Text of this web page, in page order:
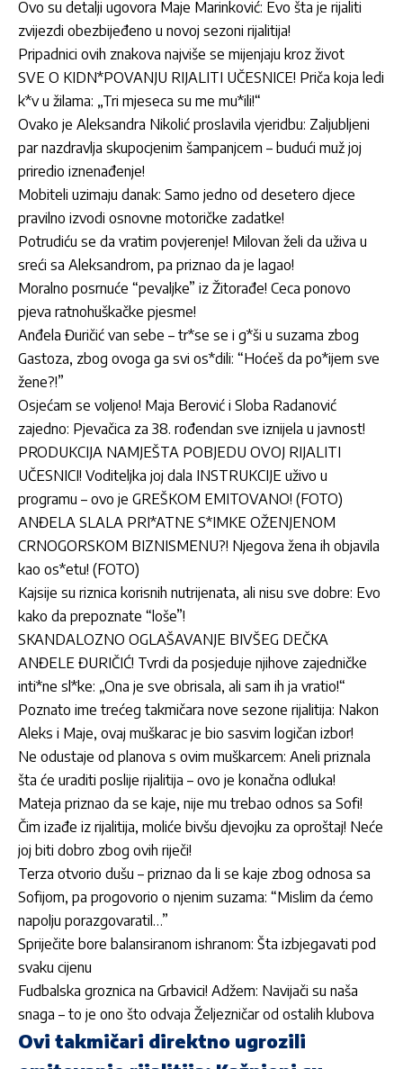
Ovo su detalji ugovora Maje Marinković: Evo šta je rijaliti
zvijezdi obezbijeđeno u novoj sezoni rijalitija!
Pripadnici ovih znakova najviše se mijenjaju kroz život
SVE O KIDN*POVANJU RIJALITI UČESNICE! Priča koja ledi
k*v u žilama: „Tri mjeseca su me mu*ili!“
Ovako je Aleksandra Nikolić proslavila vjeridbu: Zaljubljeni
par nazdravlja skupocjenim šampanjcem – budući muž joj
priredio iznenađenje!
Mobiteli uzimaju danak: Samo jedno od desetero djece
pravilno izvodi osnovne motoričke zadatke!
Potrudiću se da vratim povjerenje! Milovan želi da uživa u
sreći sa Aleksandrom, pa priznao da je lagao!
Moralno posrnuće “pevaljke” iz Žitorađe! Ceca ponovo
pjeva ratnohuškačke pjesme!
Anđela Đuričić van sebe – tr*se se i g*ši u suzama zbog
Gastoza, zbog ovoga ga svi os*dili: “Hoćeš da po*ijem sve
žene?!”
Osjećam se voljeno! Maja Berović i Sloba Radanović
zajedno: Pjevačica za 38. rođendan sve iznijela u javnost!
PRODUKCIJA NAMJEŠTA POBJEDU OVOJ RIJALITI
UČESNICI! Voditeljka joj dala INSTRUKCIJE uživo u
programu – ovo je GREŠKOM EMITOVANO! (FOTO)
ANĐELA SLALA PRI*ATNE S*IMKE OŽENJENOM
CRNOGORSKOM BIZNISMENU?! Njegova žena ih objavila
kao os*etu! (FOTO)
Kajsije su riznica korisnih nutrijenata, ali nisu sve dobre: Evo
kako da prepoznate “loše”!
SKANDALOZNO OGLAŠAVANJE BIVŠEG DEČKA
ANĐELE ĐURIČIĆ! Tvrdi da posjeduje njihove zajedničke
inti*ne sl*ke: „Ona je sve obrisala, ali sam ih ja vratio!“
Poznato ime trećeg takmičara nove sezone rijalitija: Nakon
Aleks i Maje, ovaj muškarac je bio sasvim logičan izbor!
Ne odustaje od planova s ovim muškarcem: Aneli priznala
šta će uraditi poslije rijalitija – ovo je konačna odluka!
Mateja priznao da se kaje, nije mu trebao odnos sa Sofi!
Čim izađe iz rijalitija, moliće bivšu djevojku za oproštaj! Neće
joj biti dobro zbog ovih riječi!
Terza otvorio dušu – priznao da li se kaje zbog odnosa sa
Sofijom, pa progovorio o njenim suzama: “Mislim da ćemo
napolju porazgovaratil…”
Spriječite bore balansiranom ishranom: Šta izbjegavati pod
svaku cijenu
Fudbalska groznica na Grbavici! Adžem: Navijači su naša
snaga – to je ono što odvaja Željezničar od ostalih klubova
Ovi takmičari direktno ugrozili